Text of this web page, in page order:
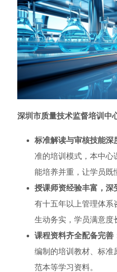
深圳市质量技术监督培训中
标准解读与审核技能深
准的培训模式，本中心
能培养并重，让学员既
授课师资经验丰富，深
有十五年以上管理体系
生动务实，学员满意度
课程资料齐全配备完善
编制的培训教材、标准
范本等学习资料。